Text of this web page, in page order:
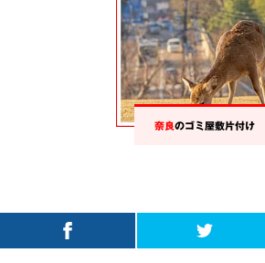
奈良のゴミ屋敷片付け